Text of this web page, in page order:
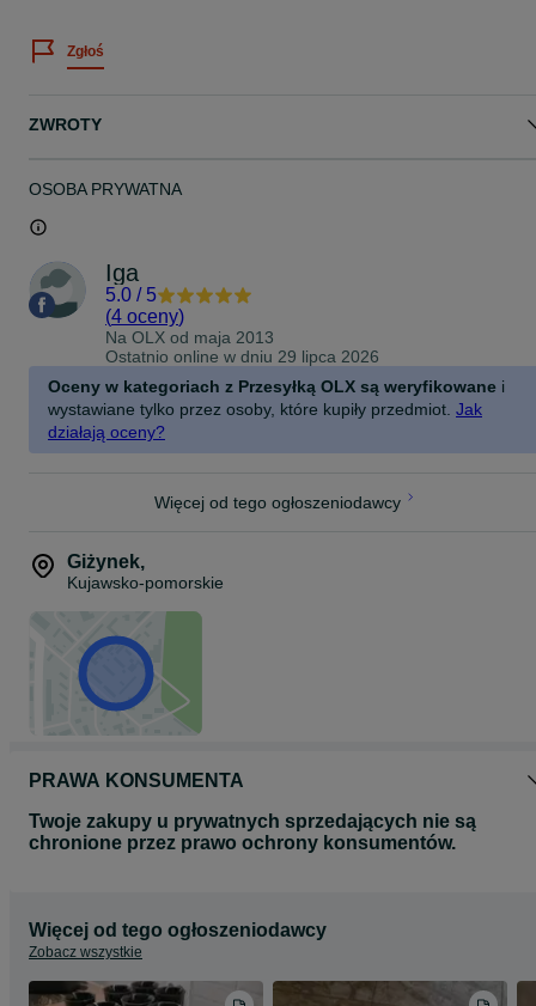
Zgłoś
ZWROTY
OSOBA PRYWATNA
Iga
5.0 / 5
(4 oceny)
Na OLX od maja 2013
Ostatnio online w dniu 29 lipca 2026
Oceny w kategoriach z Przesyłką OLX są weryfikowane i
wystawiane tylko przez osoby, które kupiły przedmiot. Jak
działają oceny?
Więcej od tego ogłoszeniodawcy
Giżynek,
Kujawsko-pomorskie
PRAWA KONSUMENTA
Twoje zakupy u prywatnych sprzedających nie są
chronione przez prawo ochrony konsumentów.
Więcej od tego ogłoszeniodawcy
Zobacz wszystkie